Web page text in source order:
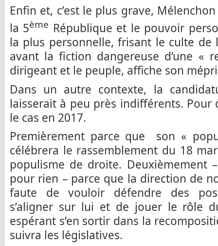
Enfin et, c’est le plus grave,
la 5ème République et le pouvoir
la plus personnelle, frisant le culte
avant la fiction dangereuse d’une «
dirigeant et le peuple, affiche son
Dans un autre contexte, la
laisserait à peu près indifférents. Pour
le cas en 2017.
Premièrement parce que son «
célébrera le rassemblement du 18
populisme de droite. Deuxièmement
pour rien – parce que la direction de
faute de vouloir défendre des
s’aligner sur lui et de jouer le rôle
espérant s’en sortir dans la
suivra les législatives.